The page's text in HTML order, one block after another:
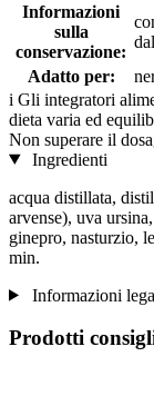
Informazioni
sulla
conservazione:
Adatto per:
i Gli integratori
dieta varia ed
Non superare il
Ingredienti
acqua distillata,
arvense), uva
ginepro, nasturzio,
min.
Informazioni
Prodotti